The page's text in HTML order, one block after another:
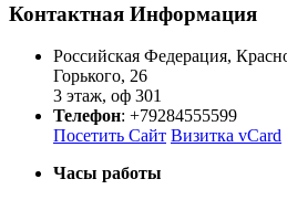
Контактная Информация
Российская Федерация,
Горького, 26
3 этаж, оф 301
Телефон: +79284555599
Посетить Сайт Визитка vCard
Часы работы